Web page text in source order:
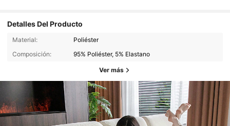
Detalles Del Producto
Material:
Poliéster
Composición:
95% Poliéster, 5% Elastano
Ver más